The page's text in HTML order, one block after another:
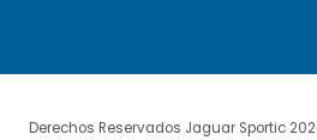
Derechos Reservados Jaguar Sportic